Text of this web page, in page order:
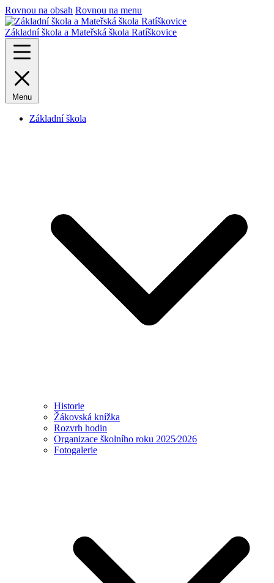
Rovnou na obsah Rovnou na menu
Základní škola a Mateřská škola Ratíškovice
Menu
Základní škola
Historie
Žákovská knížka
Rozvrh hodin
Organizace školního roku 2025⁄2026
Fotogalerie